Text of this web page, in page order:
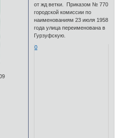
от жд ветки. Приказом № 770
городской комиссии по
наименованиям 23 июля 1958
года улица переименована в
Гурзуфскую.
0